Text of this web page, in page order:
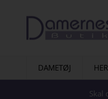
DAMETØJ
Skal